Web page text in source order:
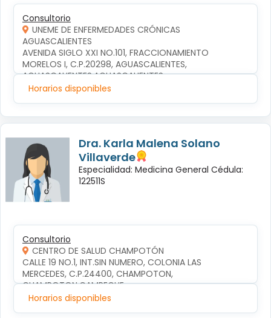
Consultorio
UNEME DE ENFERMEDADES CRÓNICAS
AGUASCALIENTES
AVENIDA SIGLO XXI NO.101, FRACCIONAMIENTO
MORELOS I, C.P.20298, AGUASCALIENTES,
AGUASCALIENTES,AGUASCALIENTES
Horarios disponibles
Dra. Karla Malena Solano
Villaverde
Especialidad: Medicina General Cédula:
122511S
Consultorio
CENTRO DE SALUD CHAMPOTÓN
CALLE 19 NO.1, INT.SIN NUMERO, COLONIA LAS
MERCEDES, C.P.24400, CHAMPOTON,
CHAMPOTON,CAMPECHE
Horarios disponibles